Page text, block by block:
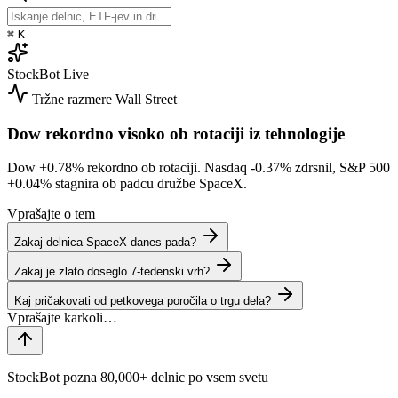
⌘ K
StockBot Live
Tržne razmere Wall Street
Dow rekordno visoko ob rotaciji iz tehnologije
Dow +0.78% rekordno ob rotaciji. Nasdaq -0.37% zdrsnil, S&P 500
+0.04% stagnira ob padcu družbe SpaceX.
Vprašajte o tem
Zakaj delnica SpaceX danes pada?
Zakaj je zlato doseglo 7-tedenski vrh?
Kaj pričakovati od petkovega poročila o trgu dela?
StockBot pozna 80,000+ delnic po vsem svetu